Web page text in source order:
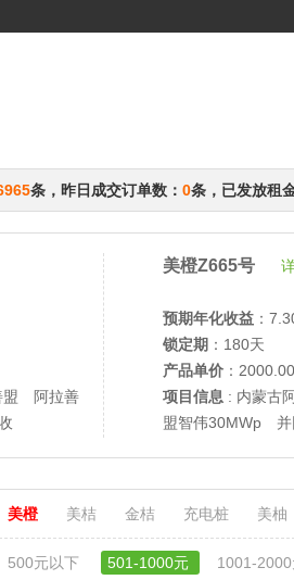
条，昨日成交订单数： 0条，已发放租
盟 阿拉善
美橙Z665号
预期年化收益 ：
锁定期 ：180天
产品单价 ：
项目信息 : 内蒙古
盟智伟30MWp 并
美橙 美桔 金桔 充电桩 美柚
500元以下 501-1000元 1001-